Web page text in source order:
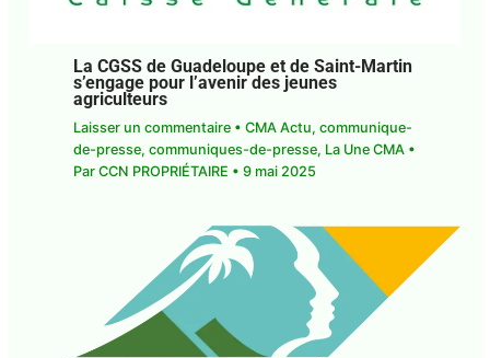
La CGSS de Guadeloupe et de Saint-Martin
s’engage pour l’avenir des jeunes
agriculteurs
Laisser un commentaire • CMA Actu, communique-
de-presse, communiques-de-presse, La Une CMA •
Par CCN PROPRIÉTAIRE • 9 mai 2025